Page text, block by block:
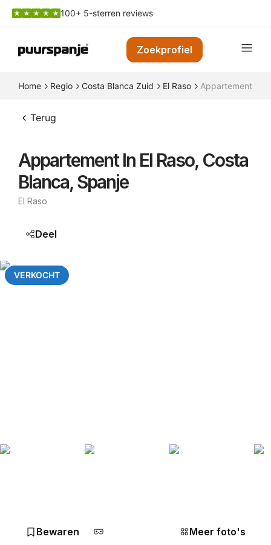
100+ 5-sterren reviews
Zoekprofiel
Home Regio Costa Blanca Zuid El Raso Appartement in
Terug
Appartement In El Raso, Costa
Blanca, Spanje
El Raso
Deel
VERKOCHT
Bewaren Meer foto's